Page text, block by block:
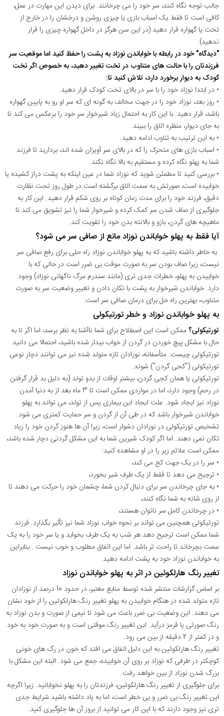
جالب توجه نگاه کنند، سر خود را می چرخانند. برای دیدن این مهارت در عمل،
کافی است تا فقط یک اسباب بازی یا چیزی روشن و درخشان را در خارج از
تخت یا گهواره قرار دهید (در این سن هرگز در داخل گهواره چیزی را قرار
ندهید).
"دیدگاه" خود در رابطه با خواباندن نوزاد به پشت را حفظ کنید اما موقعیت سر
فرزندتان را با حالت های متناوب در تخت تغییر دهید، به خصوص اگر تخت
کودک به دیوار برخورد دارد، تلاش کنید تا:
• در ابتدا نوزاد خود را با سر در بالای تخت کودک قرار دهید.
• روز بعد، نوزاد خود را در جهت مخالف به گونه ای که سر او رو به پایین گهواره
باشد، قرار دهید. با این کار به احتمال زیاد شیرخوار سر خود را برعکس می کند تا
به جای دیوار، منظره اتاق را ببیند.
• به این ترتیب به تناوب ادامه دهید.
• اسباب بازی های متحرک را که در بالای سر آویزان شده اند، بردارید تا فرزند
شما به پهلو نگاه کرده و مستقیم به بالا نگاه نکند.
• بررسی کنید تا مطمئن شوید که نوزاد شما در عین اینکه به پشت دراز کشیده یا
خوابیده است، صورتش به سمت اتاق برگشته است.در طول روز تحت نظارت
دقیق، فرزند خود را برای مدت زمان کوتاه بر روی شکم قرار دهید. این کار به
جلوگیری از صاف شدن سر کمک کرده و شیرخوار شما را نیز تشویق می کند تا
ماهیچه های گردن، بازو و بالانته بدن خود را تقویت کند.
آیا فقط به پهلو خواباندن نوزاد مانع از صافی سر می شود؟
به خاطر داشته باشید که به پهلو خواباندن نوزاد راه حلی برای رفع صافی سر
نیست، زیرا صاف بودن سر به صورت موقت بی ضرر است در حالی که با
خوابیدن به پهلو، خطرات جدی تری (مانند سندرم مرگ ناگهانی نوزاد) وجود
دارد. خواباندن شیرخوار به پشت با تکان دادن و تغییر وضعیت سر به صورت
متناوب، بهترین راه حل برای درمان صافی سر است.
به پهلو خواباندن نوزاد و خطر تورتیکولی
تورتیکولی؟ممکن است این اصطلاح برای شما ناآشنا به نظر برسد، اما اگر تا به
حال با مشکل پیچ خوردن در گردن از خواب بیدار شده باشید، احتمالا می دانید
تورتیکولی چیست. متأسفانه، نوزادان تازه متولد شده نیز می توانند دچار نوعی
تورتیکولی ("کجی گردن") شوند.
تورتیکولی یا همان کجی گردن، بیشتر اوقات از بدو تولد (به دلیل بد قرار گرفتن
در رحم) وجود دارد، اما در مواردی ممکن است تا 3 ماه بعد از به دنیا آمدن
نوزاد نیز ایجاد شود. علت ایجاد این بیماری پس از تولد، می تواند به پهلو
خواباندن شیرخوار باشد که در طی آن از گردن و سر حمایت کمتری می شود.
تشخیص تورتیکولی در نوزادان دشوار است، زیرا آن ها هنوز گردن خود را زیاد
تکان نمی دهند. اما اگر کودک شیرین شما به این مشکل گردنی دچار شده باشد،
ممکن است علائم زیر را در او مشاهده کنید:
• سر را در یک جهت کج می کند،
• ترجیح می دهد تا فقط از یک طرف شیر بخورد،
• به جای چرخاندن سر برای دنبال کردن شما، چشمان خود را حرکت می دهند تا
از روی شانه به شما نگاه کنند،
• در چرخاندن کامل سر ناتوان هستند،
تورتیکولی همچنین می تواند بر نحوه خواب نوزاد شما نیز تأثیر بگذارد. فرزند
شما ممکن است ترجیح دهد هر شب به یک طرف بخوابد و یا سر خود را به یک
سمت بچرخاند تا راحت تر باشد. اما این اتفاق مطلوب و خوب نیست . بنابراین
به خواباندن نوزاد خود به پشت ادامه دهید.
تغییر رنگ هارلکوئین در اثر به پهلو خواباندن نوزاد
بر اساس گزارشات منتشر شده توسط منابع معتبر، در حدود 10 درصد از نوزادان
تازه متولد شده در هنگام خوابیدن به پهلو تغییر رنگ هارلکوئین را از خود نشان
می دهند. این وضعیت بی ضرر باعث می شود تا نیمی از صورت و بدن نوزاد به
رنگ صورتی یا قرمز درآید. این تغییر رنگ موقتی است و به صورت خود به خود
و در کمتر از 2 دقیقه از بین می رود.
تغییر رنگ هارلکوئین به این دلیل اتفاق می افتد که خون در رگ های خونی
کوچکتر در طرفی که نوزاد بر روی آن خوابیده، جمع می شود. البته این مشکل با
بزرگ شدن نوزاد از بین خواهد رفت.
برای جلوگیری از تغییر رنگ هارلکوئین، فرزندتان را به پهلو نخوابانید. زیرا اگرچه
این تغییر رنگ بی ضرر و بی خطر است، اما به یاد داشته باشید شرایط جدی
تری نیز وجود دارند که با این کار می توانید از بروز آن ها جلوگیری کنید.